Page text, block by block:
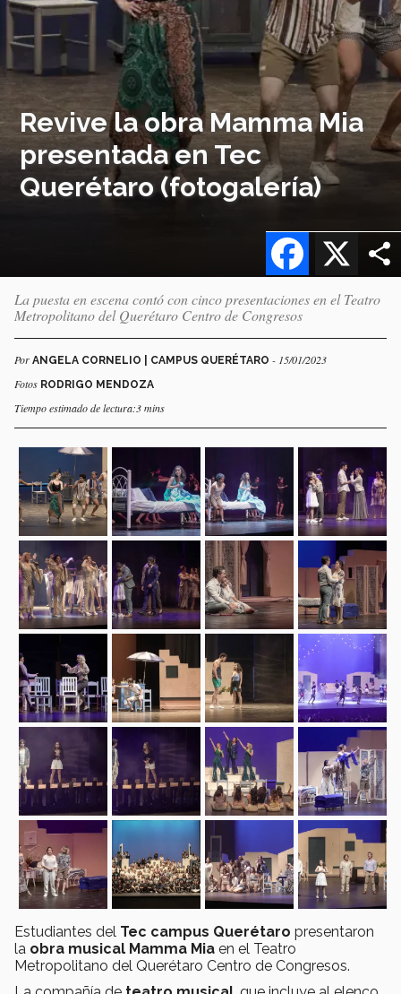
Revive la obra Mamma Mia
presentada en Tec
Querétaro (fotogalería)
X
Facebook
La puesta en escena contó con cinco presentaciones en el Teatro
Metropolitano del Querétaro Centro de Congresos
Por ANGELA CORNELIO | CAMPUS QUERÉTARO - 15/01/2023
Fotos RODRIGO MENDOZA
Tiempo estimado de lectura:3 mins
Estudiantes del Tec campus Querétaro presentaron
la obra musical Mamma Mia en el Teatro
Metropolitano del Querétaro Centro de Congresos.